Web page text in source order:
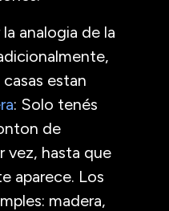
analogia de la
estan
: Solo tenés
de
vez, hasta que
aparece. Los
madera,